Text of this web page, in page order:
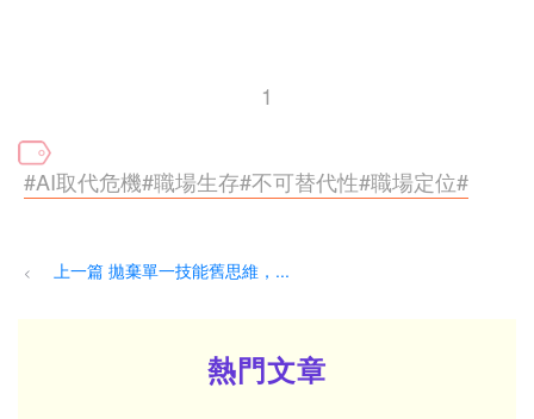
1
#AI取代危機#職場生存#不可替代性#職場定位#
< 上一篇 拋棄單一技能舊思維，...
熱門文章